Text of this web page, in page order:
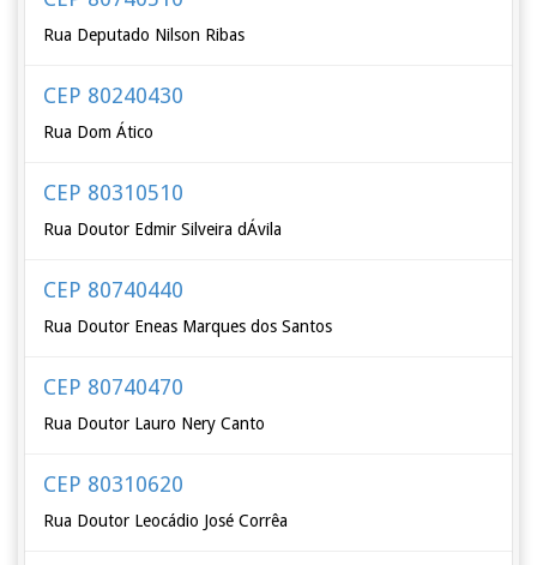
Rua Deputado Nilson Ribas
CEP 80240430
Rua Dom Ático
CEP 80310510
Rua Doutor Edmir Silveira dÁvila
CEP 80740440
Rua Doutor Eneas Marques dos Santos
CEP 80740470
Rua Doutor Lauro Nery Canto
CEP 80310620
Rua Doutor Leocádio José Corrêa